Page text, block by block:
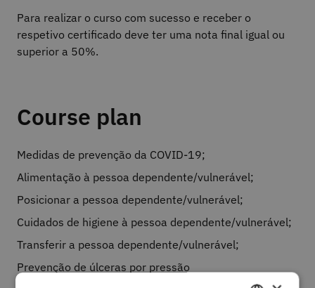
Para realizar o curso com sucesso e receber o
respetivo certificado deve ter uma nota final igual ou
superior a 50%.
Course plan
Medidas de prevenção da COVID-19;
Alimentação à pessoa dependente/vulnerável;
Posicionar a pessoa dependente/vulnerável;
Cuidados de higiene à pessoa dependente/vulnerável;
Transferir a pessoa dependente/vulnerável;
Prevenção de úlceras por pressão